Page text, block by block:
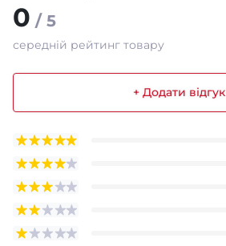
0 / 5
середній рейтинг товару
+ Додати відгук